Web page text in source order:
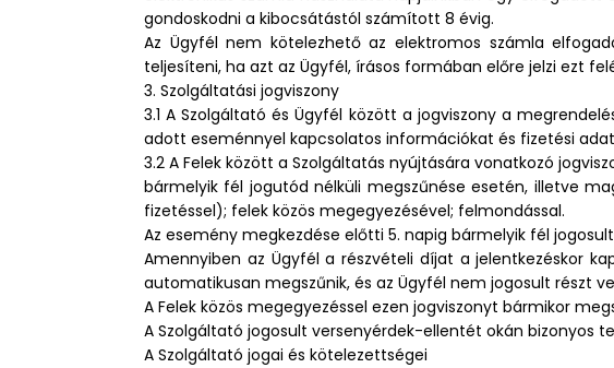
gondoskodni a kibocsátástól számított 8 évig.
Az Ügyfél nem kötelezhető az elektromos számla
teljesíteni, ha azt az Ügyfél, írásos formában előre jelzi ezt
3. Szolgáltatási jogviszony
3.1 A Szolgáltató és Ügyfél között a jogviszony a
adott eseménnyel kapcsolatos információkat és fizetési
3.2 A Felek között a Szolgáltatás nyújtására vonatkozó
bármelyik fél jogutód nélküli megszűnése esetén, illetve
fizetéssel); felek közös megegyezésével; felmondással.
Az esemény megkezdése előtti 5. napig bármelyik fél
Amennyiben az Ügyfél a részvételi díjat a jelentkezéskor
automatikusan megszűnik, és az Ügyfél nem jogosult részt
A Felek közös megegyezéssel ezen jogviszonyt bármikor
A Szolgáltató jogosult versenyérdek-ellentét okán bizonyos
A Szolgáltató jogai és kötelezettségei